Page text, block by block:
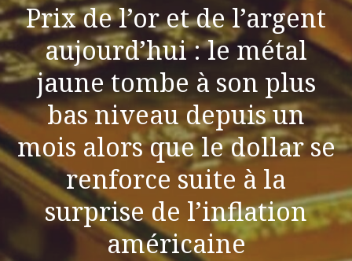
Prix ​​de l’or et de l’argent
aujourd’hui : le métal
jaune tombe à son plus
bas niveau depuis un
mois alors que le dollar se
renforce suite à la
surprise de l’inflation
américaine